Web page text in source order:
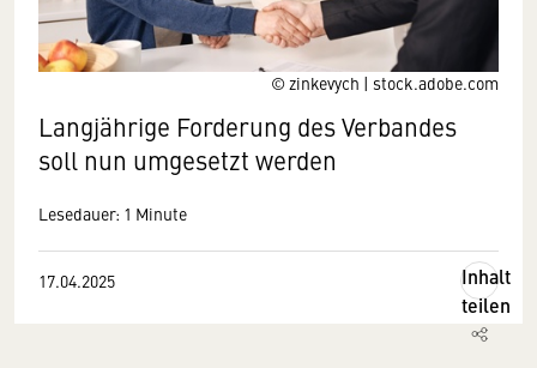
© zinkevych | stock.adobe.com
Langjährige Forderung des Verbandes
soll nun umgesetzt werden
Lesedauer: 1 Minute
17.04.2025
Inhalt
teilen